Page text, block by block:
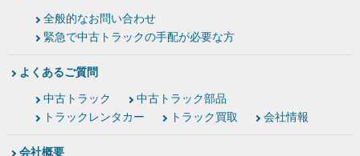
全般的なお問い合わせ
緊急で中古トラックの手配が必要な方
よくあるご質問
中古トラック
中古トラック部品
トラックレンタカー
トラック買取 会社情報
会社概要